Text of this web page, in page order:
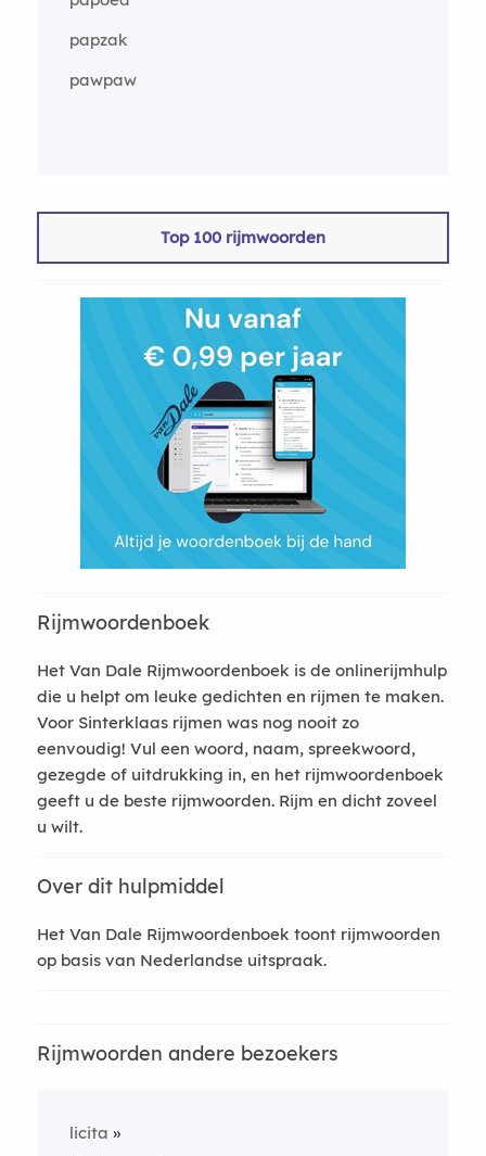
papzak
pawpaw
Top 100 rijmwoorden
Rijmwoordenboek
Het Van Dale Rijmwoordenboek is de onlinerijmhulp
die u helpt om leuke gedichten en rijmen te maken.
Voor Sinterklaas rijmen was nog nooit zo
eenvoudig! Vul een woord, naam, spreekwoord,
gezegde of uitdrukking in, en het rijmwoordenboek
geeft u de beste rijmwoorden. Rijm en dicht zoveel
u wilt.
Over dit hulpmiddel
Het Van Dale Rijmwoordenboek toont rijmwoorden
op basis van Nederlandse uitspraak.
Rijmwoorden andere bezoekers
licita